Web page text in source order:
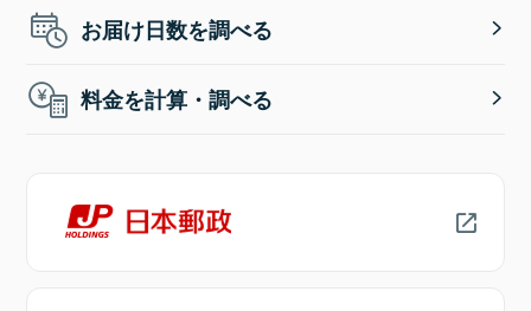
お届け日数を調べる
料金を計算・調べる